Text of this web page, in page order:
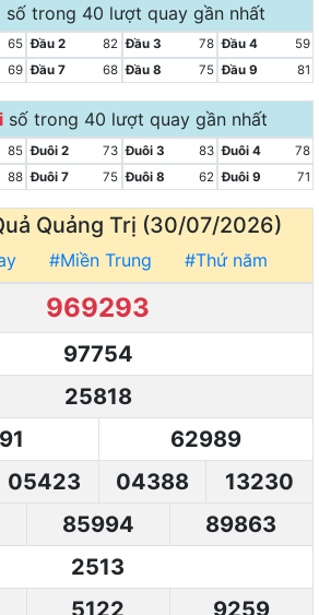
số trong 40 lượt quay gần nhất
65 Đầu 2 82 Đầu 3 78 Đầu 4
59
69 Đầu 7 68 Đầu 8 75 Đầu 9 81
số trong 40 lượt quay gần nhất
85 Đuôi 2 73 Đuôi 3 83 Đuôi 4
78
88 Đuôi 7 75 Đuôi 8 62 Đuôi 9 71
Quảng Trị (30/07/2026)
#Miền Trung #Thứ năm
969293
97754
25818
62989
05423 04388
13230
85994 89863
2513
5122 9259